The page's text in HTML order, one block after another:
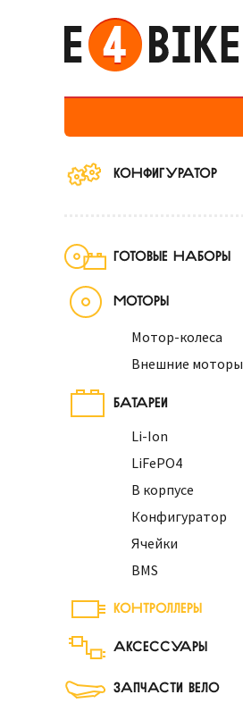
КОНФИГУРАТОР
ГОТОВЫЕ НАБОРЫ
МОТОРЫ
Мотор-колеса
Внешние моторы
БАТАРЕИ
Li-Ion
LiFePO4
В корпусе
Конфигуратор
Ячейки
BMS
КОНТРОЛЛЕРЫ
АКСЕССУАРЫ
ЗАПЧАСТИ ВЕЛО